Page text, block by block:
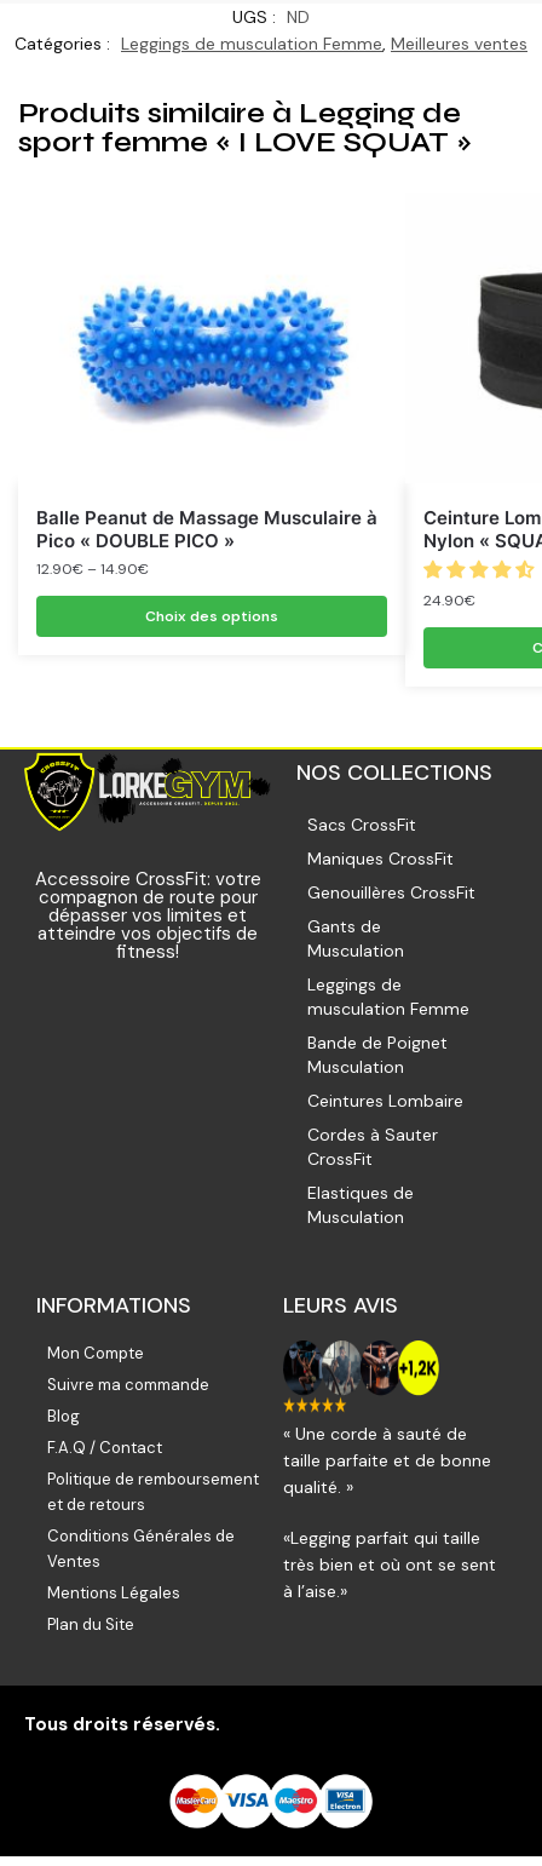
UGS : ND
Catégories : Leggings de musculation Femme, Meilleures ventes
Produits similaire à Legging de
sport femme « I LOVE SQUAT »
Balle Peanut de Massage Musculaire à
Pico « DOUBLE PICO »
12.90€ –14.90€
Choix des options
Ceinture
Nylon «
24.90€
Accessoire CrossFit: votre
compagnon de route pour
dépasser vos limites et
atteindre vos objectifs de
fitness!
NOS COLLECTIONS
Sacs CrossFit
Maniques CrossFit
Genouillères CrossFit
Gants de
Musculation
Leggings de
musculation Femme
Bande de Poignet
Musculation
Ceintures Lombaire
Cordes à Sauter
CrossFit
Elastiques de
Musculation
INFORMATIONS
Mon Compte
Suivre ma commande
Blog
F.A.Q / Contact
Politique de remboursement
et de retours
Conditions Générales de
Ventes
Mentions Légales
Plan du Site
LEURS AVIS
« Une corde à sauté de
taille parfaite et de bonne
qualité. »
«Legging parfait qui taille
très bien et où ont se sent
à l’aise.»
Tous droits réservés.